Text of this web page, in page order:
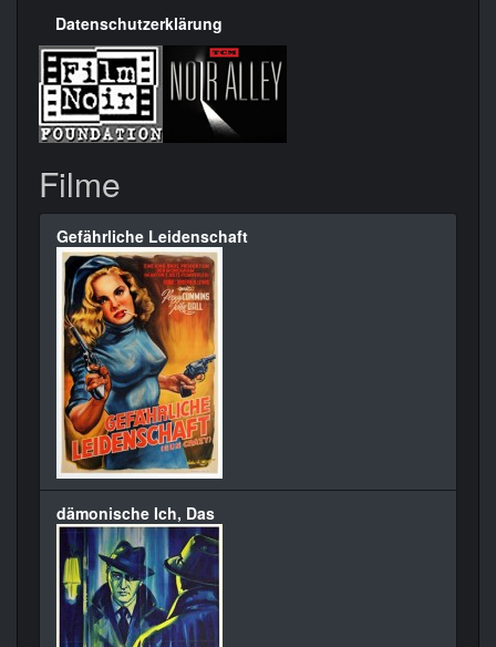
Datenschutzerklärung
Filme
Gefährliche Leidenschaft
dämonische Ich, Das